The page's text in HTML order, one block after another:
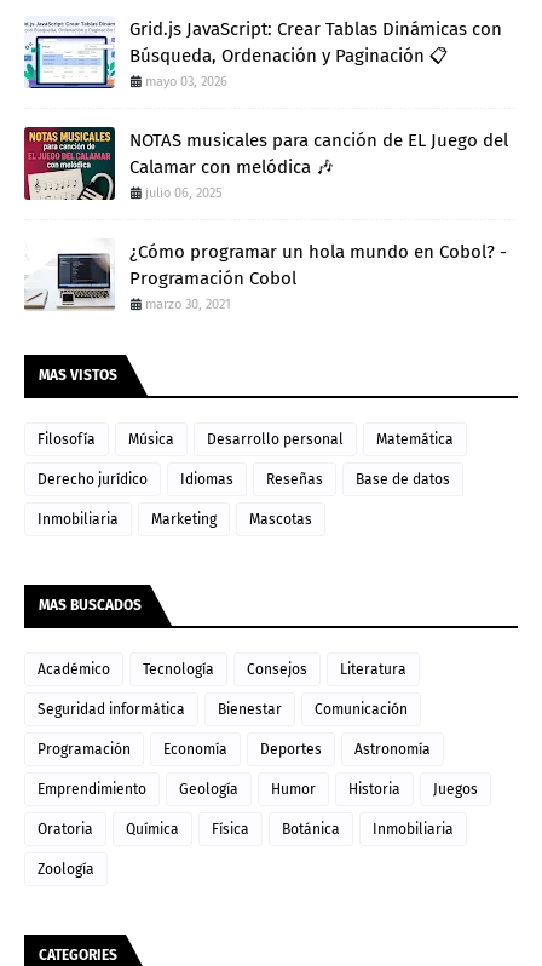
Grid.js JavaScript: Crear Tablas Dinámicas con
Búsqueda, Ordenación y Paginación 📋
mayo 03, 2026
NOTAS musicales para canción de EL Juego del
Calamar con melódica 🎶
julio 06, 2025
¿Cómo programar un hola mundo en Cobol? -
Programación Cobol
marzo 30, 2021
MAS VISTOS
Filosofía Música Desarrollo personal Matemática
Derecho jurídico Idiomas Reseñas Base de datos
Inmobiliaria Marketing Mascotas
MAS BUSCADOS
Académico Tecnología Consejos Literatura
Seguridad informática Bienestar Comunicación
Programación Economía Deportes Astronomía
Emprendimiento Geología Humor Historia Juegos
Oratoria Química Física Botánica Inmobiliaria
Zoología
CATEGORIES